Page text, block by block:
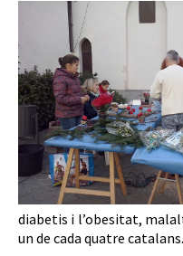
diabetis i l’obesitat,
un de cada quatre catalans.